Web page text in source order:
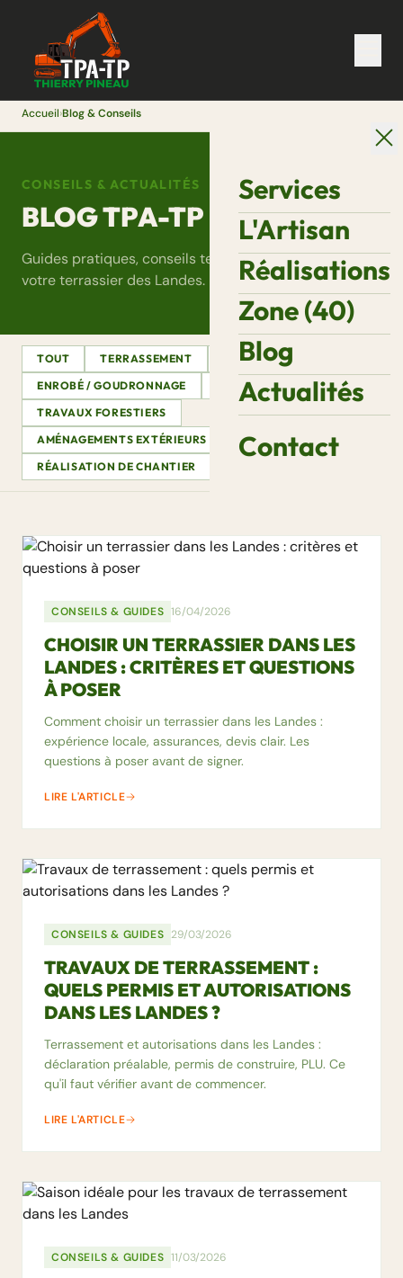
Services
L'Artisan
Réalisations
Zone (40)
Blog
Actualités
Contact
Accueil›Blog & Conseils
CONSEILS & ACTUALITÉS
BLOG TPA-TP
Guides pratiques, conseils terrain et actualités de
votre terrassier des Landes.
TOUT TERRASSEMENT
ASSAINISSEMENT
ENROBÉ / GOUDRONNAGE
DÉMOLITION
VRD
TRAVAUX FORESTIERS
AMÉNAGEMENTS EXTÉRIEURS
CONSEILS & GUIDES
RÉALISATION DE CHANTIER
CONSEILS & GUIDES 16/04/2026
CHOISIR UN TERRASSIER DANS LES
LANDES : CRITÈRES ET QUESTIONS
À POSER
Comment choisir un terrassier dans les Landes :
expérience locale, assurances, devis clair. Les
questions à poser avant de signer.
LIRE L'ARTICLE
CONSEILS & GUIDES 29/03/2026
TRAVAUX DE TERRASSEMENT :
QUELS PERMIS ET AUTORISATIONS
DANS LES LANDES ?
Terrassement et autorisations dans les Landes :
déclaration préalable, permis de construire, PLU. Ce
qu'il faut vérifier avant de commencer.
LIRE L'ARTICLE
CONSEILS & GUIDES 11/03/2026